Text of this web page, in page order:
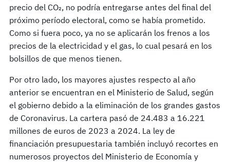
precio del CO₂, no podría entregarse antes del final del
próximo período electoral, como se había prometido.
Como si fuera poco, ya no se aplicarán los frenos a los
precios de la electricidad y el gas, lo cual pesará en los
bolsillos de que menos tienen.
Por otro lado, los mayores ajustes respecto al año
anterior se encuentran en el Ministerio de Salud, según
el gobierno debido a la eliminación de los grandes gastos
de Coronavirus. La cartera pasó de 24.483 a 16.221
millones de euros de 2023 a 2024. La ley de
financiación presupuestaria también incluyó recortes en
numerosos proyectos del Ministerio de Economía y